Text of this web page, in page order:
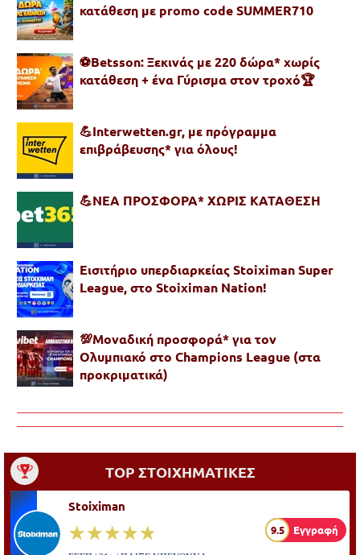
κατάθεση με promo code SUMMER710
⚽Betsson: Ξεκινάς με 220 δώρα* χωρίς
κατάθεση + ένα Γύρισμα στον τροχό🏆
💪Interwetten.gr, με πρόγραμμα
επιβράβευσης* για όλους!
💪ΝΕΑ ΠΡΟΣΦΟΡΑ* ΧΩΡΙΣ ΚΑΤΑΘΕΣΗ
Εισιτήριο υπερδιαρκείας Stoiximan Super
League, στο Stoiximan Nation!
💯Μοναδική προσφορά* για τoν
Ολυμπιακό στο Champions League (στα
προκριματικά)
TOP ΣΤΟΙΧΗΜΑΤΙΚΕΣ
Stoiximan
☆☆☆☆☆
★★★★★ 9.5 Εγγραφή